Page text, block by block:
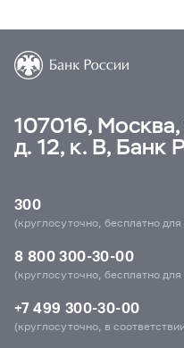
107016,
д. 12, к. В, Банк
300
(круглосуточно, бесплатно
8 800 300-30-00
(круглосуточно, бесплатно
+7 499 300-30-00
(круглосуточно, в